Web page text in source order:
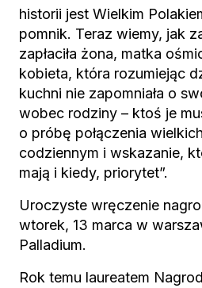
historii jest Wielkim
pomnik. Teraz wiemy, jak
zapłaciła żona, matka
kobieta, która rozumiejąc
kuchni nie zapomniała o
wobec rodziny – ktoś je
o próbę połączenia
codziennym i wskazanie,
mają i kiedy, priorytet”.
Uroczyste wręczenie
wtorek, 13 marca w
Palladium.
Rok temu laureatem